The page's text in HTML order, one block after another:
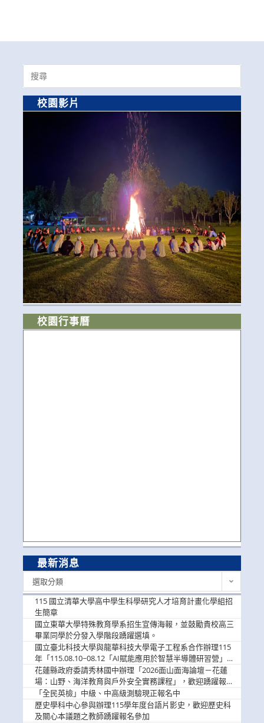
Search
for:
校園影片
校園行事曆
最新消息
選取分類
115 國立清華大學高中學生科學研究人才培育計畫化學組招
生簡章
國立東華大學特殊教育學系招生宣傳海報，並鼓勵貴校高三
畢業同學於分發入學階段踴躍選填。
國立臺北科技大學與龍華科技大學電子工程系合作辦理115
年「115.08.10~08.12「AI賦能應用於智慧半導體研習營」，
歡迎學生踴躍報名參加
花蓮縣政府委請秀林國中辦理「2026面山面海論壇－花蓮
場：山野、海洋教育與戶外安全實務課程」，歡迎踴躍報名
參加
「全民英檢」中級、中高級測驗現正報名中
歷史學科中心參與辦理115學年度台語片影史，歡迎歷史科
及關心本議題之教師踴躍報名參加